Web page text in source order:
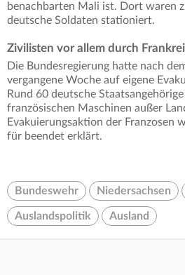
benachbarten Mali ist. Dort waren
deutsche Soldaten stationiert.
Zivilisten vor allem durch
Die Bundesregierung hatte nach
vergangene Woche auf eigene
Rund 60 deutsche
französischen Maschinen außer
Evakuierungsaktion der Franzosen
für beendet erklärt.
Bundeswehr Niedersachsen
Auslandspolitik Ausland